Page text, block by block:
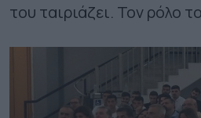
του ταιριάζει. Τον ρόλο